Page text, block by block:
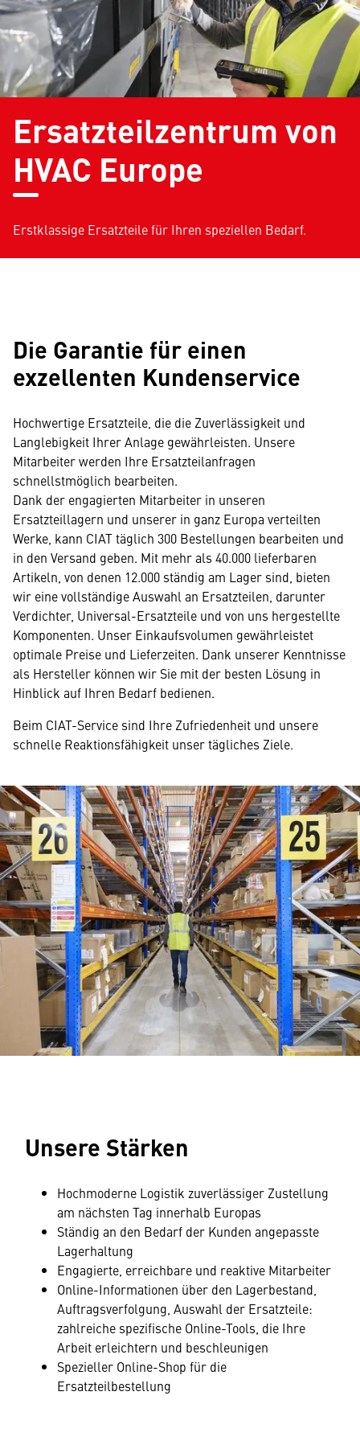
Ersatzteilzentrum von
HVAC Europe
Erstklassige Ersatzteile für Ihren speziellen Bedarf.
Die Garantie für einen
exzellenten Kundenservice
Hochwertige Ersatzteile, die die Zuverlässigkeit und
Langlebigkeit Ihrer Anlage gewährleisten. Unsere
Mitarbeiter werden Ihre Ersatzteilanfragen
schnellstmöglich bearbeiten.
Dank der engagierten Mitarbeiter in unseren
Ersatzteillagern und unserer in ganz Europa verteilten
Werke, kann CIAT täglich 300 Bestellungen bearbeiten und
in den Versand geben. Mit mehr als 40.000 lieferbaren
Artikeln, von denen 12.000 ständig am Lager sind, bieten
wir eine vollständige Auswahl an Ersatzteilen, darunter
Verdichter, Universal-Ersatzteile und von uns hergestellte
Komponenten. Unser Einkaufsvolumen gewährleistet
optimale Preise und Lieferzeiten. Dank unserer Kenntnisse
als Hersteller können wir Sie mit der besten Lösung in
Hinblick auf Ihren Bedarf bedienen.
Beim CIAT-Service sind Ihre Zufriedenheit und unsere
schnelle Reaktionsfähigkeit unser tägliches Ziele.
Unsere Stärken
Hochmoderne Logistik zuverlässiger Zustellung
am nächsten Tag innerhalb Europas
Ständig an den Bedarf der Kunden angepasste
Lagerhaltung
Engagierte, erreichbare und reaktive Mitarbeiter
Online-Informationen über den Lagerbestand,
Auftragsverfolgung, Auswahl der Ersatzteile:
zahlreiche spezifische Online-Tools, die Ihre
Arbeit erleichtern und beschleunigen
Spezieller Online-Shop für die
Ersatzteilbestellung